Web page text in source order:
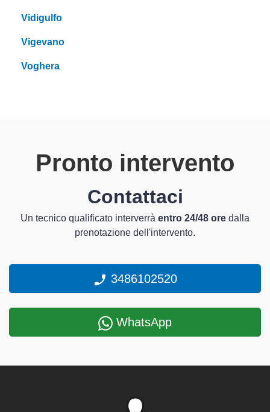
Vidigulfo
Vigevano
Voghera
Pronto intervento
Contattaci
Un tecnico qualificato interverrà entro 24/48 ore dalla
prenotazione dell'intervento.
3486102520
WhatsApp